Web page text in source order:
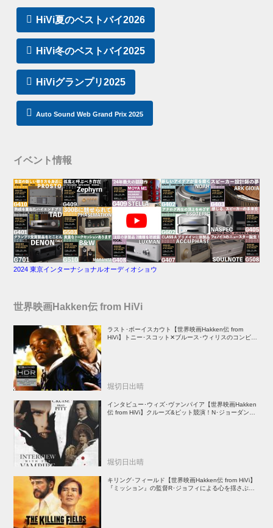
HiVi夏のベストバイ2026
HiVi冬のベストバイ2025
HiViグランプリ2025
Auto Sound Web Grand Prix 2025
イベント情報
2024 東京インターナショナルオーディオショウ
世界映画Hakken伝 from HiVi
ラスト･ボーイスカウト【世界映画Hakken伝 from
HiVi】トニー･スコット✕ブルース･ウィリスのコンビが
堀切日出晴
インタビュー･ウィズ･ヴァンパイア【世界映画Hakken
伝 from HiVi】クルーズ&ピット競演！N･ジョーダン監
堀切日出晴
キリング･フィールド【世界映画Hakken伝 from HiVi】
『ミッション』の監督R･ジョフィによる心を揺さぶる